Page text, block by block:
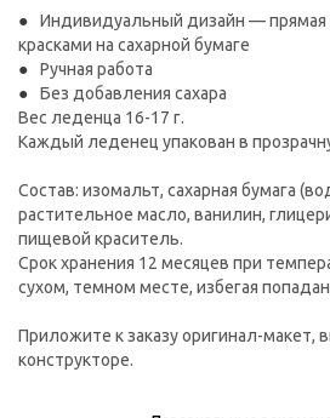
Индивидуальный дизайн —
красками на сахарной бумаге
Ручная работа
Без добавления сахара
Вес леденца 16-17 г.
Каждый леденец упакован в
Состав: изомальт, сахарная бумага
растительное масло, ванилин,
пищевой краситель.
Срок хранения 12 месяцев при
сухом, темном месте, избегая
Приложите к заказу оригинал-макет,
конструкторе.